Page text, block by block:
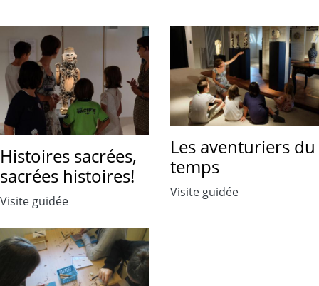
Histoires sacrées,
sacrées histoires!
Visite guidée
Les aventuriers du
temps
Visite guidée